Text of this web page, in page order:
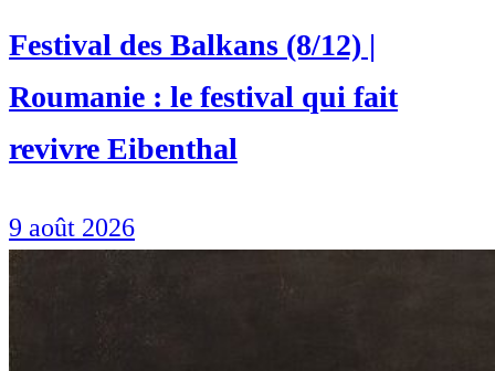
Festival des Balkans (8/12) |
Roumanie : le festival qui fait
revivre Eibenthal
9 août 2026